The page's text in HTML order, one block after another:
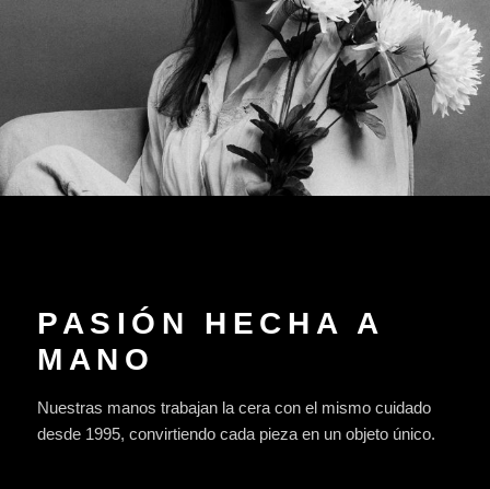
PASIÓN HECHA A
MANO
Nuestras manos trabajan la cera con el mismo cuidado
desde 1995, convirtiendo cada pieza en un objeto único.